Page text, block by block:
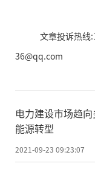
文章投诉热线
36@qq.com
电力建设市场趋
能源转型
2021-09-23 09:23:07